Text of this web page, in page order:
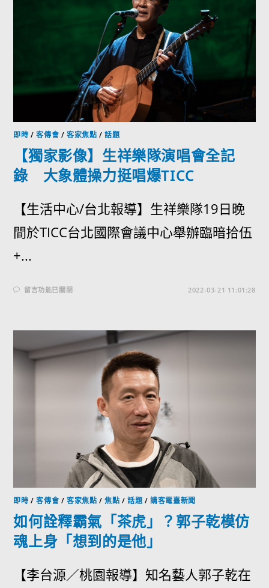
即時 /客傳會/客家焦點 /話題
【獨家影像】生祥樂隊演唱會全記
錄 大象體操力挺唱爆TICC
【生活中心/台北報導】生祥樂隊19日晚
間於TICC台北國際會議中心舉辦臨暗拾伍
+...
留言功能已關閉 2022-03-21 11:01:28
即時 /客傳會/客家焦點 /焦點 /話題 /講客電臺新聞
如何詮釋霸氣「茶虎」？郭子乾模仿
魂上身「想到的是他」
【李台源／桃園報導】知名藝人郭子乾在